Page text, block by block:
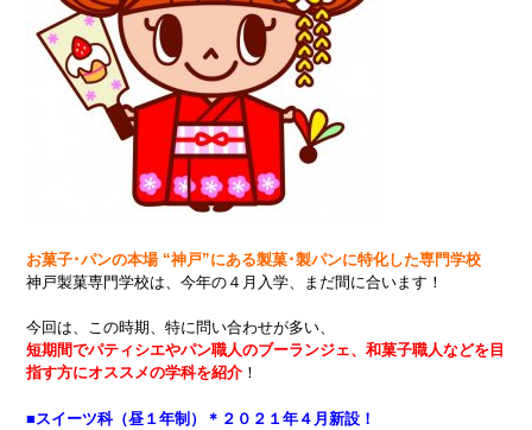
お菓子･パンの本場 “神戸”にある製菓･製パンに特化した専門学校
神戸製菓専門学校は、今年の４月入学、まだ間に合います！
今回は、この時期、特に問い合わせが多い、
短期間でパティシエやパン職人のブーランジェ、和菓子職人などを目
指す方にオススメの学科を紹介 ！
■スイーツ科（昼１年制）＊２０２１年４月新設！